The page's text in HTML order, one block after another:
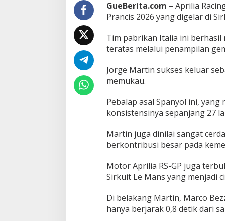
J
o
g
e
t
n
R
a
h
K
m
e
n
n
g
GueBerita.com – Aprilia
Prancis 2026 yang digelar di
Tim pabrikan Italia ini
teratas melalui penampilan
Jorge Martin sukses keluar
memukau.
Pebalap asal Spanyol ini,
konsistensinya sepanjang 27
Martin juga dinilai sangat
berkontribusi besar pada
Motor Aprilia RS-GP juga
Sirkuit Le Mans yang menjadi
Di belakang Martin, Marco
hanya berjarak 0,8 detik dari